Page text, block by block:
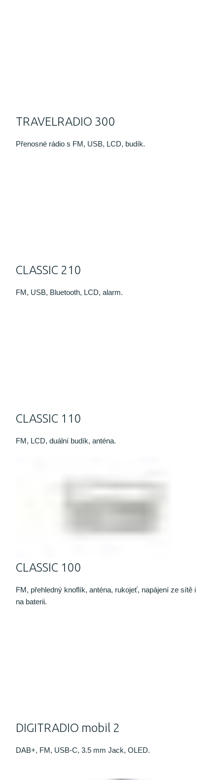
TRAVELRADIO 300
Přenosné rádio s FM, USB, LCD, budík.
CLASSIC 210
FM, USB, Bluetooth, LCD, alarm.
CLASSIC 110
FM, LCD, duální budík, anténa.
CLASSIC 100
FM, přehledný knoflík, anténa, rukojeť, napájení ze sítě i
na baterii.
DIGITRADIO mobil 2
DAB+, FM, USB-C, 3.5 mm Jack, OLED.